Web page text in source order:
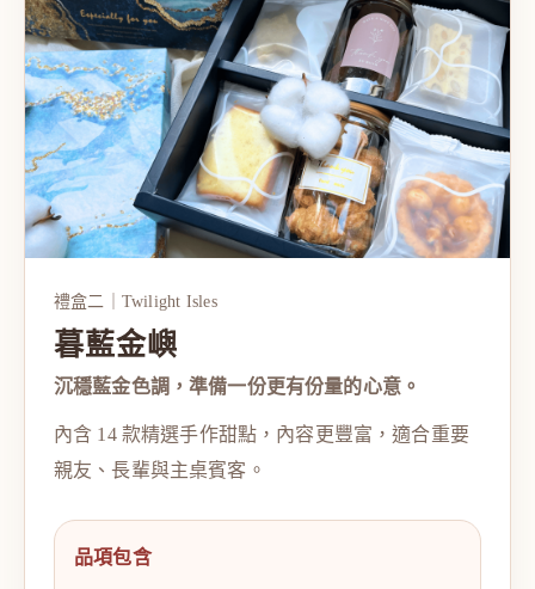
禮盒二｜Twilight Isles
暮藍金嶼
沉穩藍金色調，準備一份更有份量的心意。
內含 14 款精選手作甜點，內容更豐富，適合重要
親友、長輩與主桌賓客。
品項包含